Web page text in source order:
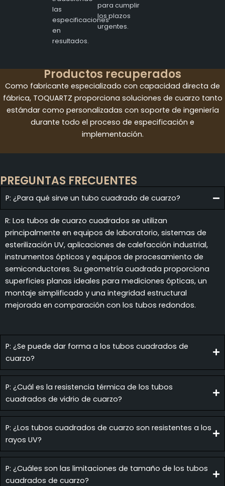
las
especificaciones
en
resultados.
para cumplir
los plazos
urgentes.
Productos recuperados
Como fabricante especializado con capacidad directa de
fábrica, TOQUARTZ proporciona soluciones de cuarzo tanto
estándar como personalizadas con soporte de ingeniería
durante todo el proceso de especificación e
implementación.
PREGUNTAS FRECUENTES
P: ¿Para qué sirve un tubo cuadrado de cuarzo?
R: Los tubos de cuarzo cuadrados se utilizan
principalmente en equipos de laboratorio, sistemas de
esterilización UV, aplicaciones de calefacción industrial,
instrumentos ópticos y equipos de procesamiento de
semiconductores. Su geometría cuadrada proporciona
superficies planas ideales para mediciones ópticas, un
montaje simplificado y una integridad estructural
mejorada en comparación con los tubos redondos.
P: ¿Se puede dar forma a los tubos cuadrados de
cuarzo?
P: ¿Cuál es la resistencia térmica de los tubos
cuadrados de vidrio de cuarzo?
P: ¿Los tubos cuadrados de cuarzo son resistentes a los
rayos UV?
P: ¿Cuáles son las limitaciones de tamaño de los tubos
cuadrados de cuarzo?